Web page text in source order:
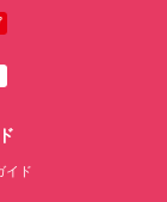
イド